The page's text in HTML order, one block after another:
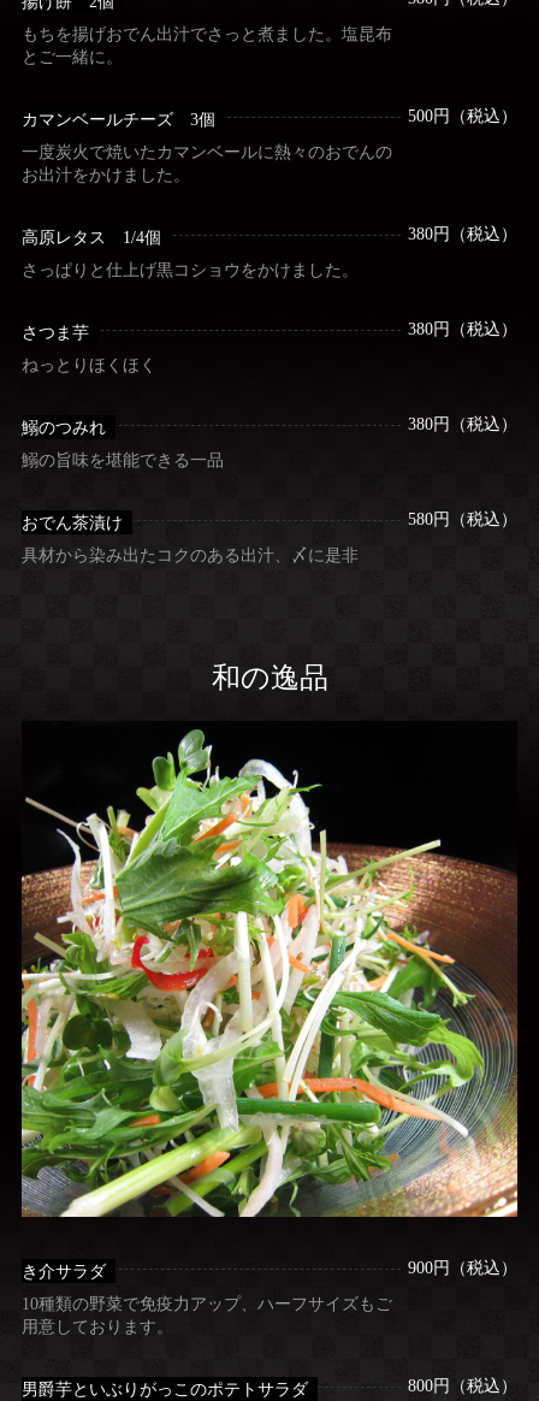
もちを揚げおでん出汁でさっと煮ました。塩昆布
とご一緒に。
カマンベールチーズ 3個
一度炭火で焼いたカマンベールに熱々のおでんの
お出汁をかけました。
500円（税込）
高原レタス 1/4個
さっぱりと仕上げ黒コショウをかけました。
380円（税込）
さつま芋
ねっとりほくほく
380円（税込）
鰯のつみれ
鰯の旨味を堪能できる一品
380円（税込）
おでん茶漬け
具材から染み出たコクのある出汁、〆に是非
580円（税込）
和の逸品
き介サラダ
10種類の野菜で免疫力アップ、ハーフサイズもご
用意しております。
900円（税込）
男爵芋といぶりがっこのポテトサラダ 800円（税込）